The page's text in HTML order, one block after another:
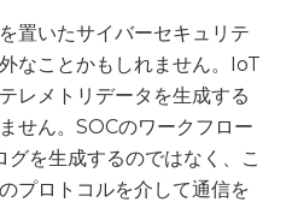
置いたサイバーセキュリテ
なことかもしれません。IoT
レメトリデータを生成する
せん。SOCのワークフロー
を生成するのではなく、こ
プロトコルを介して通信を